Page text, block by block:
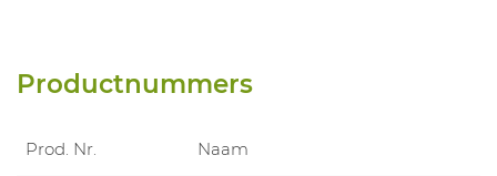
Productnummers
Prod. Nr. Naam